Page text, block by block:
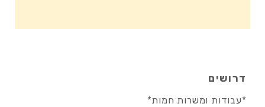
דרושים
*עבודות ומשרות חמות*